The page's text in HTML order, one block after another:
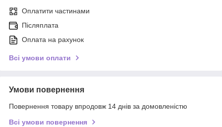
Оплатити частинами
Післяплата
Оплата на рахунок
Всі умови оплати
Умови повернення
Повернення товару впродовж 14 днів за домовленістю
Всі умови повернення